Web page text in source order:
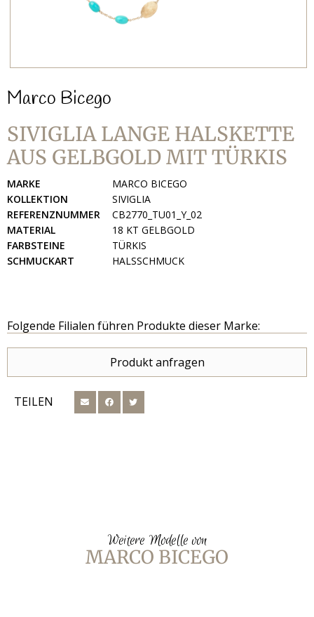
Marco Bicego
SIVIGLIA LANGE HALSKETTE
AUS GELBGOLD MIT TÜRKIS
MARKE
MARCO BICEGO
KOLLEKTION
SIVIGLIA
REFERENZNUMMER
CB2770_TU01_Y_02
MATERIAL
18 KT GELBGOLD
FARBSTEINE
TÜRKIS
SCHMUCKART
HALSSCHMUCK
Folgende Filialen führen Produkte dieser Marke:
Produkt anfragen
TEILEN
Weitere Modelle von
MARCO BICEGO